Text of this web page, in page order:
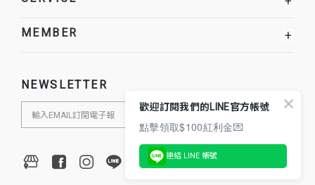
MEMBER +
NEWSLETTER
歡迎訂閱我們的LINE官方帳號
點擊領取$100紅利金💌
連結 LINE 帳號